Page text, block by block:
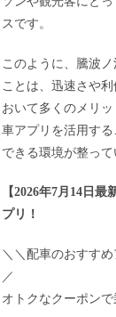
スです。
このように、騰波
ことは、迅速さや
おいて多くのメリ
車アプリを活用す
できる環境が整って
【2026年7月14日最
プリ！
＼＼配車のおすす
／
オトクなクーポン